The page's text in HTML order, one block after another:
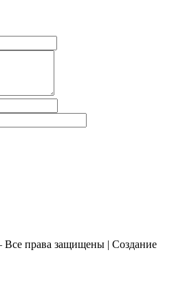
Все права защищены | Создание